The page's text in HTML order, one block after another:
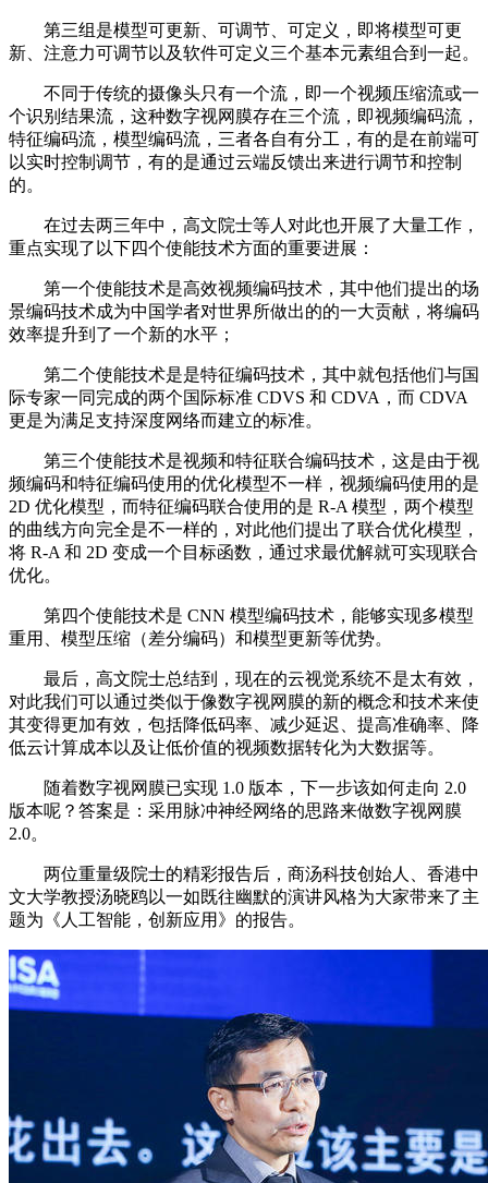
第三组是模型可更新、可调节、可定义，即将模型可更
新、注意力可调节以及软件可定义三个基本元素组合到一起。
不同于传统的摄像头只有一个流，即一个视频压缩流或一
个识别结果流，这种数字视网膜存在三个流，即视频编码流，
特征编码流，模型编码流，三者各自有分工，有的是在前端可
以实时控制调节，有的是通过云端反馈出来进行调节和控制
的。
在过去两三年中，高文院士等人对此也开展了大量工作，
重点实现了以下四个使能技术方面的重要进展：
第一个使能技术是高效视频编码技术，其中他们提出的场
景编码技术成为中国学者对世界所做出的的一大贡献，将编码
效率提升到了一个新的水平；
第二个使能技术是是特征编码技术，其中就包括他们与国
际专家一同完成的两个国际标准 CDVS 和 CDVA，而 CDVA
更是为满足支持深度网络而建立的标准。
第三个使能技术是视频和特征联合编码技术，这是由于视
频编码和特征编码使用的优化模型不一样，视频编码使用的是
2D 优化模型，而特征编码联合使用的是 R-A 模型，两个模型
的曲线方向完全是不一样的，对此他们提出了联合优化模型，
将 R-A 和 2D 变成一个目标函数，通过求最优解就可实现联合
优化。
第四个使能技术是 CNN 模型编码技术，能够实现多模型
重用、模型压缩（差分编码）和模型更新等优势。
最后，高文院士总结到，现在的云视觉系统不是太有效，
对此我们可以通过类似于像数字视网膜的新的概念和技术来使
其变得更加有效，包括降低码率、减少延迟、提高准确率、降
低云计算成本以及让低价值的视频数据转化为大数据等。
随着数字视网膜已实现 1.0 版本，下一步该如何走向 2.0
版本呢？答案是：采用脉冲神经网络的思路来做数字视网膜
2.0。
两位重量级院士的精彩报告后，商汤科技创始人、香港中
文大学教授汤晓鸥以一如既往幽默的演讲风格为大家带来了主
题为《人工智能，创新应用》的报告。